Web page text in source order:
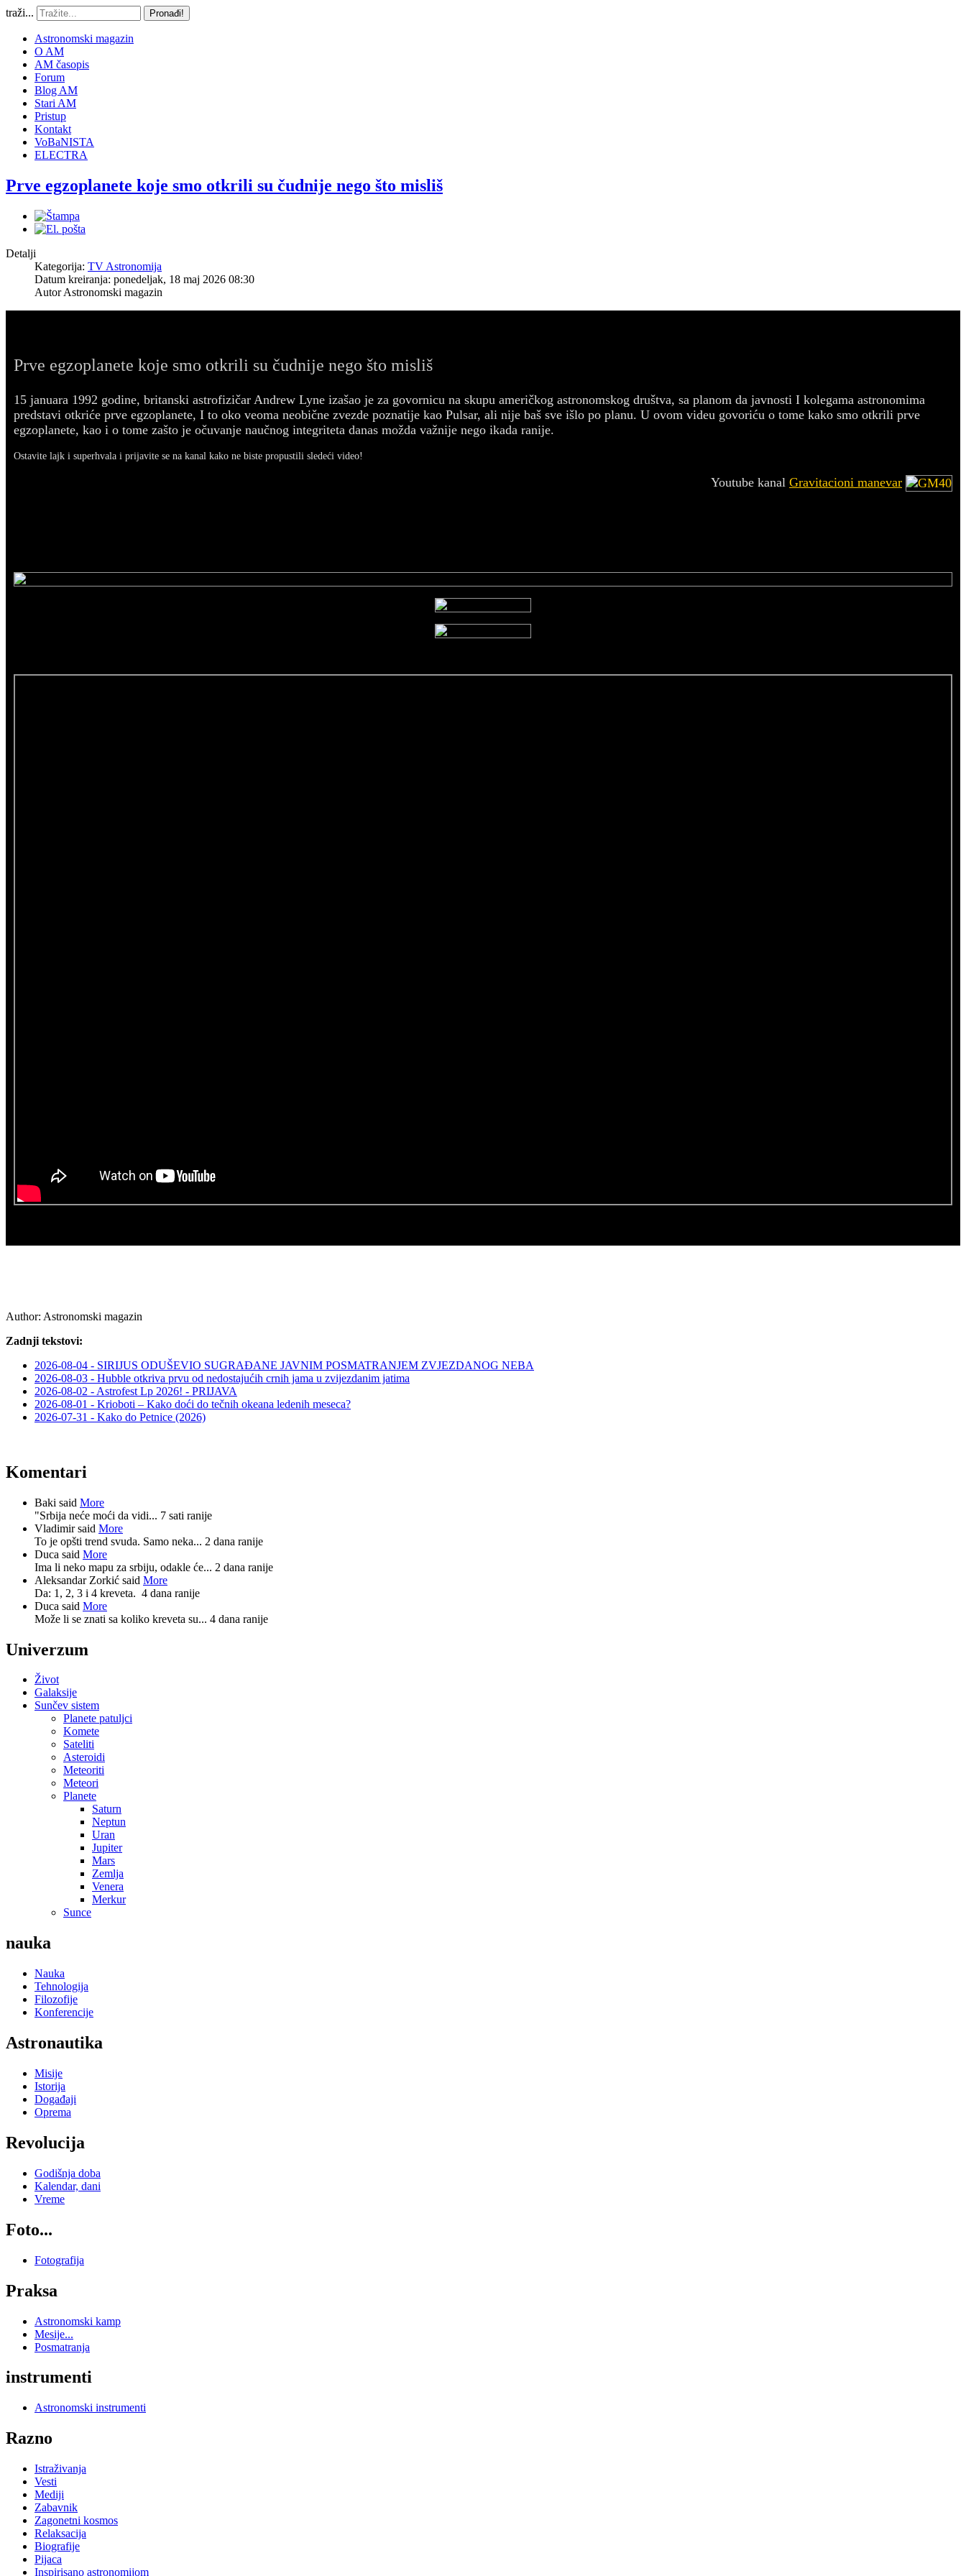
traži... Pronađi!
Astronomski magazin
O AM
AM časopis
Forum
Blog AM
Stari AM
Pristup
Kontakt
VoBaNISTA
ELECTRA
Prve egzoplanete koje smo otkrili su čudnije nego što misliš
Detalji
Kategorija: TV Astronomija
Datum kreiranja: ponedeljak, 18 maj 2026 08:30
AutorAstronomski magazin
Prve egzoplanete koje smo otkrili su čudnije nego što misliš
15 januara 1992 godine, britanski astrofizičar Andrew Lyne izašao je za govornicu na skupu američkog astronomskog društva, sa planom da javnosti I kolegama astronomima
predstavi otkriće prve egzoplanete, I to oko veoma neobične zvezde poznatije kao Pulsar, ali nije baš sve išlo po planu. U ovom videu govoriću o tome kako smo otkrili prve
egzoplanete, kao i o tome zašto je očuvanje naučnog integriteta danas možda važnije nego ikada ranije.
Ostavite lajk i superhvala i prijavite se na kanal kako ne biste propustili sledeći video!
Youtube kanal Gravitacioni manevar
Author: Astronomski magazin
Zadnji tekstovi:
2026-08-04 - SIRIJUS ODUŠEVIO SUGRAĐANE JAVNIM POSMATRANJEM ZVJEZDANOG NEBA
2026-08-03 - Hubble otkriva prvu od nedostajućih crnih jama u zvijezdanim jatima
2026-08-02 - Astrofest Lp 2026! - PRIJAVA
2026-08-01 - Krioboti – Kako doći do tečnih okeana ledenih meseca?
2026-07-31 - Kako do Petnice (2026)
Komentari
Baki said More
"Srbija neće moći da vidi... 7 sati ranije
Vladimir said More
To je opšti trend svuda. Samo neka... 2 dana ranije
Duca said More
Ima li neko mapu za srbiju, odakle će... 2 dana ranije
Aleksandar Zorkić said More
Da: 1, 2, 3 i 4 kreveta. 4 dana ranije
Duca said More
Može li se znati sa koliko kreveta su... 4 dana ranije
Univerzum
Život
Galaksije
Sunčev sistem
Planete patuljci
Komete
Sateliti
Asteroidi
Meteoriti
Meteori
Planete
Saturn
Neptun
Uran
Jupiter
Mars
Zemlja
Venera
Merkur
Sunce
nauka
Nauka
Tehnologija
Filozofije
Konferencije
Astronautika
Misije
Istorija
Događaji
Oprema
Revolucija
Godišnja doba
Kalendar, dani
Vreme
Foto...
Fotografija
Praksa
Astronomski kamp
Mesije...
Posmatranja
instrumenti
Astronomski instrumenti
Razno
Istraživanja
Vesti
Mediji
Zabavnik
Zagonetni kosmos
Relaksacija
Biografije
Pijaca
Inspirisano astronomijom